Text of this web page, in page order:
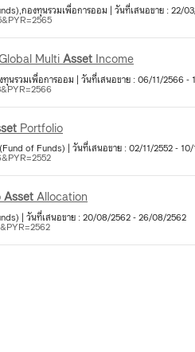
กองทุนรวมเพื่อการออม | วันที่เสนอขาย : 22/
MultiAsset Income
รวมเพื่อการออม | วันที่เสนอขาย : 06/11/2566 -
Portfolio
of Funds) | วันที่เสนอขาย : 02/11/2552 - 10/
AssetAllocation
| วันที่เสนอขาย : 20/08/2562 - 26/08/2562